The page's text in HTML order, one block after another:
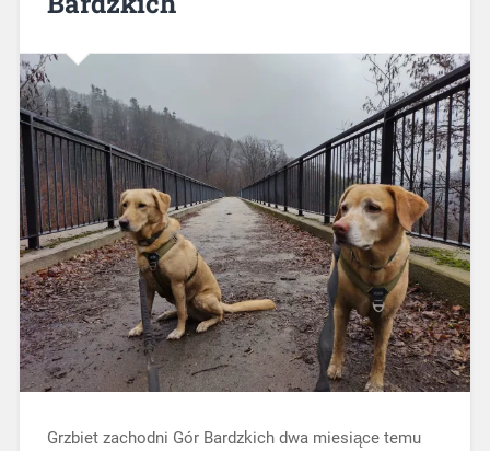
Grzbiet zachodni Gór Bardzkich dwa miesiące temu